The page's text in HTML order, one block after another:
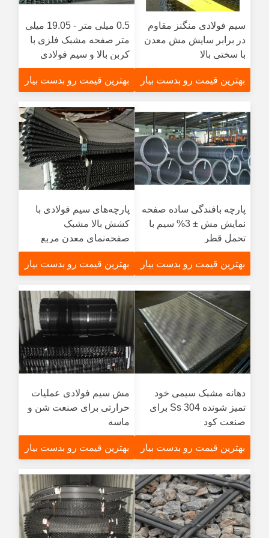
سیم فولادی منگنز مقاوم
در برابر سایش مش معدن
با سختی بالا
بهترین قیمت رو بدست بیار
0.5 میلی متر - 19.05 میلی
متر صفحه مشبک فلزی با
کربن بالا و سیم فولادی
منگنز
بهترین قیمت رو بدست بیار
پارچه بافندگی ساده صفحه
نمایش مش ± 3% سیم با
تحمل قطر
بهترین قیمت رو بدست بیار
پارچه‌های سیم فولادی با
کشش بالا مشبک
صفحه‌نمای معدن مربع
بازشو دوبل چین‌دار
بهترین قیمت رو بدست بیار
دهانه مشبک سیمی خود
تمیز شونده Ss 304 برای
صنعت کود
بهترین قیمت رو بدست بیار
مش سیم فولادی عملیات
حرارتی برای صنعت شن و
ماسه
بهترین قیمت رو بدست بیار